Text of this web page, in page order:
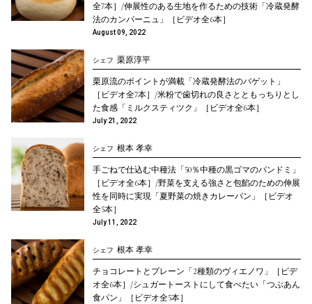
全7本］/伸展性のある生地を作るための技術「冷蔵発酵
法のカンパーニュ」［ビデオ全6本］
August 09, 2022
シェフ 栗原淳平
栗原流のポイントが満載「冷蔵発酵法のバゲット」
［ビデオ全7本］/米粉で歯切れの良さとともっちりとし
た食感「ミルクスティツク」［ビデオ全6本］
July 21, 2022
シェフ 根本 孝幸
手ごねで仕込む中種法「50％中種の黒ゴマのパンドミ」
［ビデオ全6本］/野菜を支える強さと包餡のための伸展
性を同時に実現「夏野菜の焼きカレーパン」［ビデオ
全5本］
July 11, 2022
シェフ 根本 孝幸
チョコレートとプレーン「2種類のヴィエノワ」［ビデ
オ全6本］/シュガートーストにして食べたい「つぶあん
食パン」［ビデオ全5本］